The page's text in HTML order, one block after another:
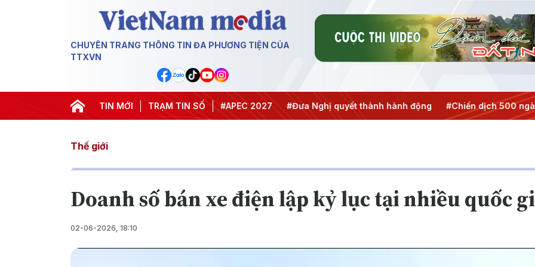
CHUYÊN TRANG THÔNG TIN ĐA PHƯƠNG TIỆN CỦA
TTXVN
TIN MỚI TRẠM TIN SỐ
#Hội nghị Trung ương 3 #APEC 2027 #Đưa Nghị quyết thành hành động #Chiến dịch 500 ngày đêm
Thế giới
Doanh số bán xe điện lập kỷ lục tại nhiều quốc
02-06-2026, 18:10